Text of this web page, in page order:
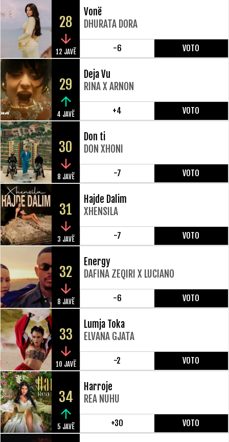
28
12 JAVË
Vonë
DHURATA DORA
-6 VOTO
29
4 JAVË
Deja Vu
RINA X ARNON
+4 VOTO
30
8 JAVË
Don ti
DON XHONI
-7 VOTO
31
3 JAVË
Hajde Dalim
XHENSILA
-7 VOTO
32
8 JAVË
Energy
DAFINA ZEQIRI X LUCIANO
-6 VOTO
33
10 JAVË
Lumja Toka
ELVANA GJATA
-2 VOTO
34
5 JAVË
Harroje
REA NUHU
+30 VOTO